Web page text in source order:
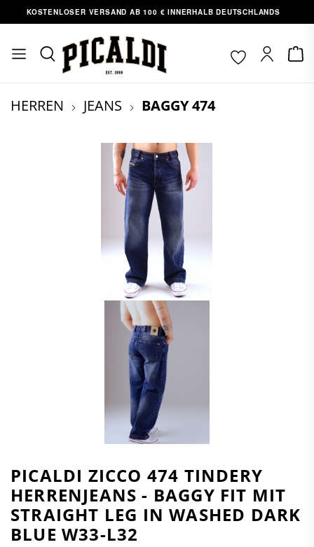
springen
VERSAND AB 100 € INNERHALB DEUTSCHLANDS
HERREN JEANS BAGGY 474
PICALDI ZICCO 474 TINDERY
HERRENJEANS - BAGGY FIT MIT
STRAIGHT LEG IN WASHED DARK
BLUE W33-L32